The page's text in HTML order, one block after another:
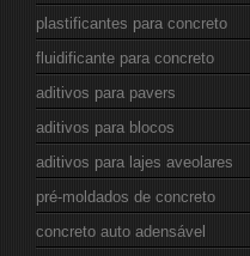
plastificantes para concreto
fluidificante para concreto
aditivos para pavers
aditivos para blocos
aditivos para lajes aveolares
pré-moldados de concreto
concreto auto adensável